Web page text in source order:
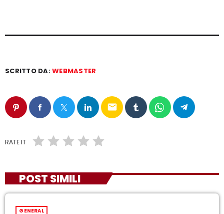
SCRITTO DA:WEBMASTER
email
RATE IT
POST SIMILI
GENERAL